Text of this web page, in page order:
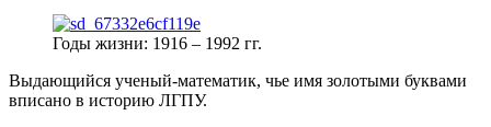
Годы жизни: 1916 – 1992 гг.
Выдающийся ученый-математик, чье имя золотыми буквами
вписано в историю ЛГПУ.